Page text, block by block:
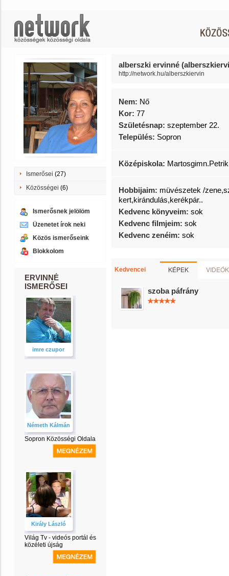
Ismerősei (27)
Közösségei (6)
Ismerősnek jelölöm
Üzenetet írok neki
Közös ismerőseink
Blokkolom
ERVINNÉ
ISMERŐSEI
imre czupor
Németh Kálmán
Sopron Közösségi Oldala
Király László
Világ Tv - videós portál és
közéleti újság
alberszki ervinné
http://network.hu/alberszkiervin
Nem: Nő
Kor: 77
Születésnap: szeptember 22.
Település: Sopron
Középiskola:
Hobbijaim: müvészetek /
kert,kirándulás,kerékpár..
Kedvenc könyveim: sok
Kedvenc filmjeim: sok
Kedvenc zenéim: sok
Kedvencei KÉPEK VIDEÓK
szoba páfrány